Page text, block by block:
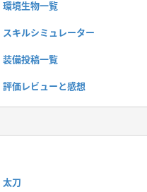
環境生物一覧
スキルシミュレーター
装備投稿一覧
評価レビューと感想
太刀